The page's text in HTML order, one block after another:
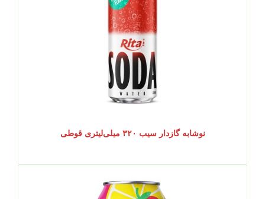
نوشابه گازدار سیب ۳۲۰ میلی‌لیتری قوطی